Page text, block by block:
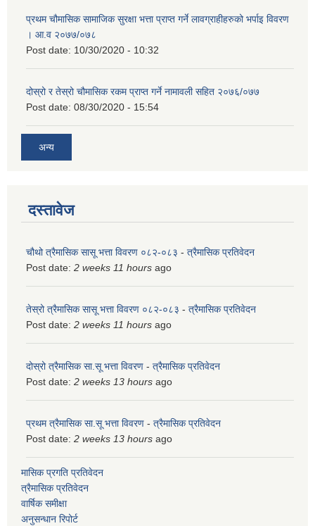
प्रथम चौमासिक सामाजिक सुरक्षा भत्ता प्राप्त गर्ने लावग्राहीहरुको भर्पाइ विवरण
। आ.व २०७७/०७८
Post date: 10/30/2020 - 10:32
दोस्रो र तेस्रो चौमासिक रकम प्राप्त गर्ने नामावली सहित २०७६/०७७
Post date: 08/30/2020 - 15:54
अन्य
दस्तावेज
चौथो त्रैमासिक सासू भत्ता विवरण ०८२-०८३ - त्रैमासिक प्रतिवेदन
Post date: 2 weeks 11 hours ago
तेस्रो त्रैमासिक सासू भत्ता विवरण ०८२-०८३ - त्रैमासिक प्रतिवेदन
Post date: 2 weeks 11 hours ago
दोस्रो त्रैमासिक सा.सू भत्ता विवरण - त्रैमासिक प्रतिवेदन
Post date: 2 weeks 13 hours ago
प्रथम त्रैमासिक सा.सू भत्ता विवरण - त्रैमासिक प्रतिवेदन
Post date: 2 weeks 13 hours ago
मासिक प्रगति प्रतिवेदन
त्रैमासिक प्रतिवेदन
वार्षिक समीक्षा
अनुसन्धान रिपोर्ट